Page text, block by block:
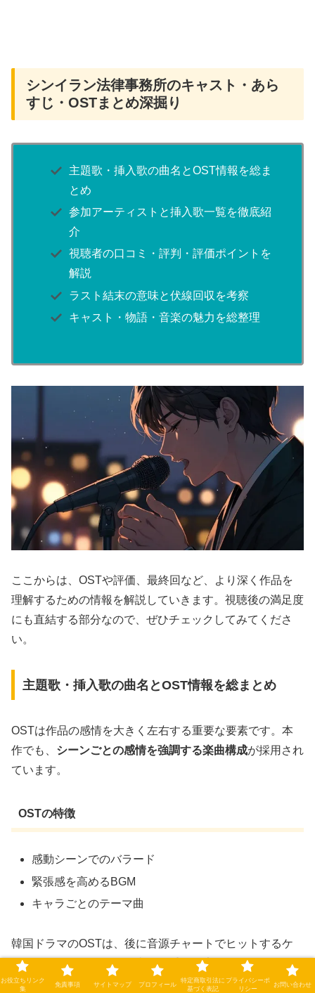
シンイラン法律事務所のキャスト・あら
すじ・OSTまとめ深掘り
主題歌・挿入歌の曲名とOST情報を総ま
とめ
参加アーティストと挿入歌一覧を徹底紹
介
視聴者の口コミ・評判・評価ポイントを
解説
ラスト結末の意味と伏線回収を考察
キャスト・物語・音楽の魅力を総整理
ここからは、OSTや評価、最終回など、より深く作品を
理解するための情報を解説していきます。視聴後の満足度
にも直結する部分なので、ぜひチェックしてみてくださ
い。
主題歌・挿入歌の曲名とOST情報を総まとめ
OSTは作品の感情を大きく左右する重要な要素です。本
作でも、 シーンごとの感情を強調する楽曲構成が採用され
ています。
OSTの特徴
感動シーンでのバラード
緊張感を高めるBGM
キャラごとのテーマ曲
韓国ドラマのOSTは、後に音源チャートでヒットするケ
ースも多く、作品人気を支える重要要素です。
お役立ちリンク
集
免責事項 サイトマップ プロフィール
特定商取引法に
基づく表記
プライバシーポ
リシー
お問い合わせ